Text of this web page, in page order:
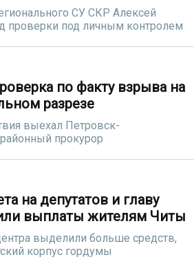
СУ СКР Алексей
проверки под личным контролем
по факту взрыва на
разрезе
выехал Петровск-
прокурор
на депутатов и главу
выплаты жителям Читы
выделили больше средств,
корпус гордумы